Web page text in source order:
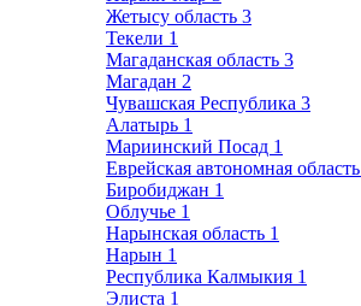
Жетысу область 3
Текели 1
Магаданская область 3
Магадан 2
Чувашская Республика 3
Алатырь 1
Мариинский Посад 1
Еврейская автономная область
Биробиджан 1
Облучье 1
Нарынская область 1
Нарын 1
Республика Калмыкия 1
Элиста 1